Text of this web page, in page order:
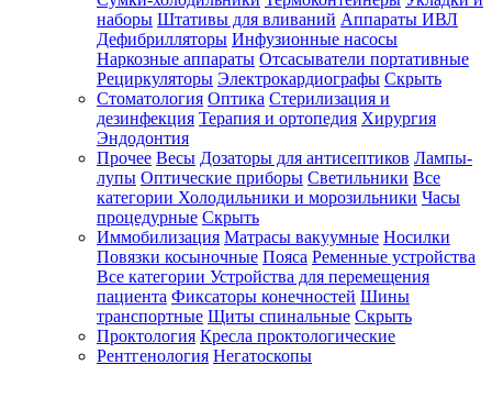
наборы Штативы для вливаний Аппараты ИВЛ
Дефибрилляторы Инфузионные насосы
Наркозные аппараты Отсасыватели портативные
Рециркуляторы Электрокардиографы Скрыть
Стоматология Оптика Стерилизация и
дезинфекция Терапия и ортопедия Хирургия
Эндодонтия
Прочее Весы Дозаторы для антисептиков Лампы-
лупы Оптические приборы Светильники Все
категории Холодильники и морозильники Часы
процедурные Скрыть
Иммобилизация Матрасы вакуумные Носилки
Повязки косыночные Пояса Ременные устройства
Все категории Устройства для перемещения
пациента Фиксаторы конечностей Шины
транспортные Щиты спинальные Скрыть
Проктология Кресла проктологические
Рентгенология Негатоскопы